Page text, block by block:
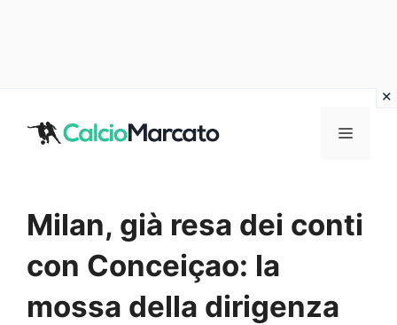
MENU
Milan, già resa dei conti
con Conceiçao: la
mossa della dirigenza